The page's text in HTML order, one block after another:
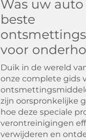
Was uw
beste
voor
Duik in de wereld
onze complete gids
zijn oorspronkelijke
hoe deze speciale
verontreinigingen
verwijderen en